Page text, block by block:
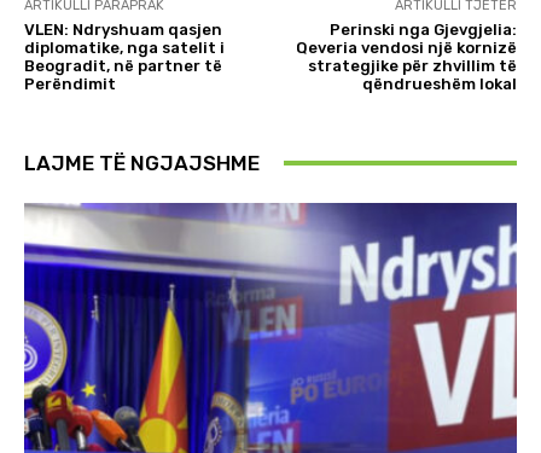
ARTIKULLI PARAPRAK
VLEN: Ndryshuam qasjen
diplomatike, nga satelit i
Beogradit, në partner të
Perëndimit
ARTIKULLI TJETËR
Perinski nga Gjevgjelia:
Qeveria vendosi një kornizë
strategjike për zhvillim të
qëndrueshëm lokal
LAJME TË NGJAJSHME